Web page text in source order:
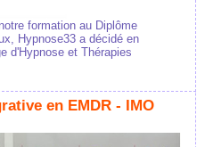
formation au Diplôme
Hypnose33 a décidé en
d'Hypnose et Thérapies
en EMDR - IMO